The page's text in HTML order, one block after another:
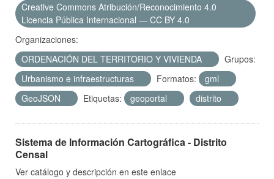
Creative Commons Atribución/Reconocimiento 4.0
Licencia Pública Internacional — CC BY 4.0
Organizaciones:
ORDENACIÓN DEL TERRITORIO Y VIVIENDA
Grupos:
Urbanismo e infraestructuras
Formatos:
gml
GeoJSON
Etiquetas: geoportal distrito
Sistema de Información Cartográfica - Distrito
Censal
Ver catálogo y descripción en este enlace